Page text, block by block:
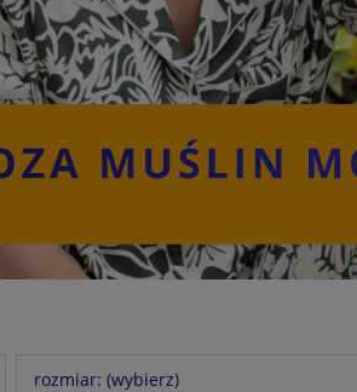
rozmiar: (wybierz)